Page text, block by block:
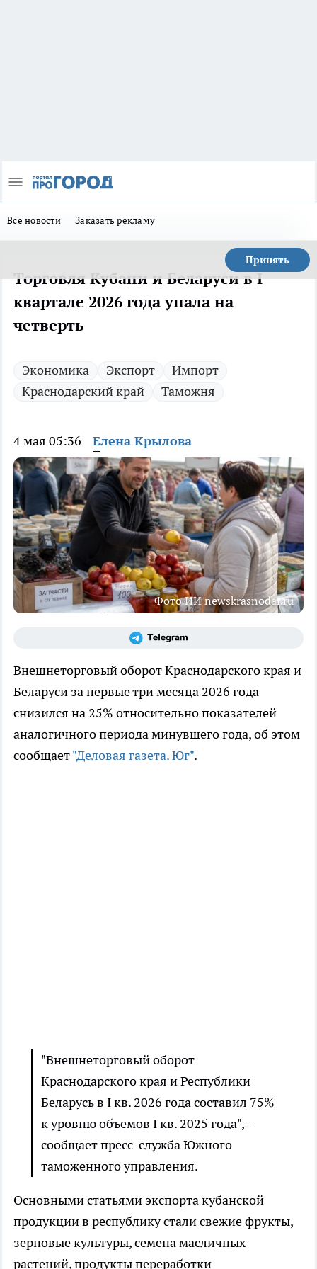
Все новости Заказать рекламу
Принять
Торговля Кубани и Беларуси в I
квартале 2026 года упала на
четверть
Экономика Экспорт
Импорт
Краснодарский край
Таможня
4 мая 05:36 Елена Крылова
Фото ИИ newskrasnodar.ru
Внешнеторговый оборот Краснодарского края и
Беларуси за первые три месяца 2026 года
снизился на 25% относительно показателей
аналогичного периода минувшего года, об этом
сообщает"Деловая газета. Юг".
"Внешнеторговый оборот
Краснодарского края и Республики
Беларусь в I кв. 2026 года составил 75%
к уровню объемов I кв. 2025 года", -
сообщает пресс-служба Южного
таможенного управления.
Основными статьями экспорта кубанской
продукции в республику стали свежие фрукты,
зерновые культуры, семена масличных
растений, продукты переработки